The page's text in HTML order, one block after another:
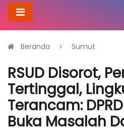
Beranda Sumut
RSUD Disorot,
Tertinggal,
Terancam:
Buka Masalah